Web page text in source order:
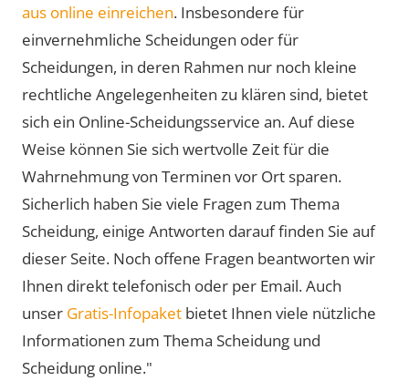
aus online einreichen. Insbesondere für
einvernehmliche Scheidungen oder für
Scheidungen, in deren Rahmen nur noch kleine
rechtliche Angelegenheiten zu klären sind, bietet
sich ein Online-Scheidungsservice an. Auf diese
Weise können Sie sich wertvolle Zeit für die
Wahrnehmung von Terminen vor Ort sparen.
Sicherlich haben Sie viele Fragen zum Thema
Scheidung, einige Antworten darauf finden Sie auf
dieser Seite. Noch offene Fragen beantworten wir
Ihnen direkt telefonisch oder per Email. Auch
unser Gratis-Infopaket bietet Ihnen viele nützliche
Informationen zum Thema Scheidung und
Scheidung online."